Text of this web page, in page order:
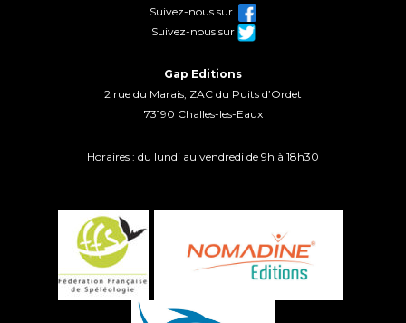
Suivez-nous sur
Suivez-nous sur
Gap Editions
2 rue du Marais, ZAC du Puits d’Ordet
73190 Challes-les-Eaux
Horaires : du lundi au vendredi de 9h à 18h30